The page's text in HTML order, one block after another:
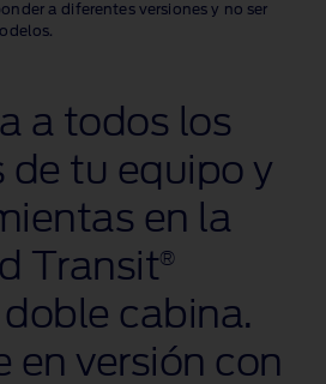
a diferentes versiones y no ser
a todos los
de tu equipo y
en la
Transit®
cabina.
en versión con